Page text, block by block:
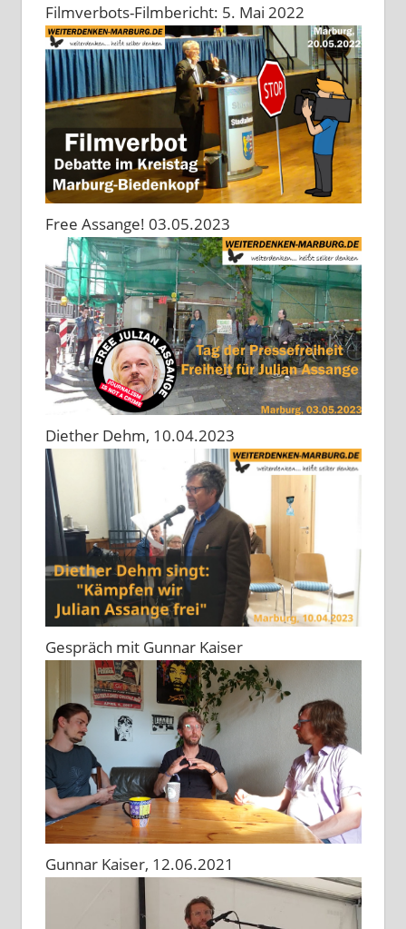
Filmverbots-Filmbericht: 5. Mai 2022
Free Assange! 03.05.2023
Diether Dehm, 10.04.2023
Gespräch mit Gunnar Kaiser
Gunnar Kaiser, 12.06.2021